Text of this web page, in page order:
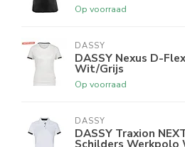
Op voorraad
DASSY
DASSY Nexus D-
Wit/Grijs
Op voorraad
DASSY
DASSY Traxion